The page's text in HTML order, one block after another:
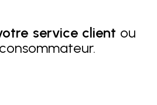
service client ou